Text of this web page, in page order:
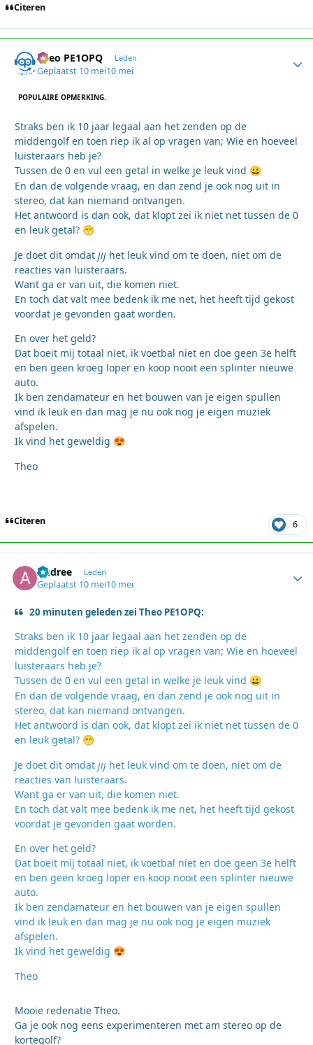
Citeren
Theo PE1OPQ Leden
Geplaatst 10 mei10 mei
POPULAIRE OPMERKING.
Straks ben ik 10 jaar legaal aan het zenden op de
middengolf en toen riep ik al op vragen van; Wie en hoeveel
luisteraars heb je?
Tussen de 0 en vul een getal in welke je leuk vind 😀
En dan de volgende vraag, en dan zend je ook nog uit in
stereo, dat kan niemand ontvangen.
Het antwoord is dan ook, dat klopt zei ik niet net tussen de 0
en leuk getal? 😁
Je doet dit omdat jij het leuk vind om te doen, niet om de
reacties van luisteraars.
Want ga er van uit, die komen niet.
En toch dat valt mee bedenk ik me net, het heeft tijd gekost
voordat je gevonden gaat worden.
En over het geld?
Dat boeit mij totaal niet, ik voetbal niet en doe geen 3e helft
en ben geen kroeg loper en koop nooit een splinter nieuwe
auto.
Ik ben zendamateur en het bouwen van je eigen spullen
vind ik leuk en dan mag je nu ook nog je eigen muziek
afspelen.
Ik vind het geweldig 😍
Theo
Citeren 6
Andree Leden
Geplaatst 10 mei10 mei
20 minuten geleden zei Theo PE1OPQ:
Straks ben ik 10 jaar legaal aan het zenden op de
middengolf en toen riep ik al op vragen van; Wie en hoeveel
luisteraars heb je?
Tussen de 0 en vul een getal in welke je leuk vind 😀
En dan de volgende vraag, en dan zend je ook nog uit in
stereo, dat kan niemand ontvangen.
Het antwoord is dan ook, dat klopt zei ik niet net tussen de 0
en leuk getal? 😁
Je doet dit omdat jij het leuk vind om te doen, niet om de
reacties van luisteraars.
Want ga er van uit, die komen niet.
En toch dat valt mee bedenk ik me net, het heeft tijd gekost
voordat je gevonden gaat worden.
En over het geld?
Dat boeit mij totaal niet, ik voetbal niet en doe geen 3e helft
en ben geen kroeg loper en koop nooit een splinter nieuwe
auto.
Ik ben zendamateur en het bouwen van je eigen spullen
vind ik leuk en dan mag je nu ook nog je eigen muziek
afspelen.
Ik vind het geweldig 😍
Theo
Mooie redenatie Theo.
Ga je ook nog eens experimenteren met am stereo op de
kortegolf?